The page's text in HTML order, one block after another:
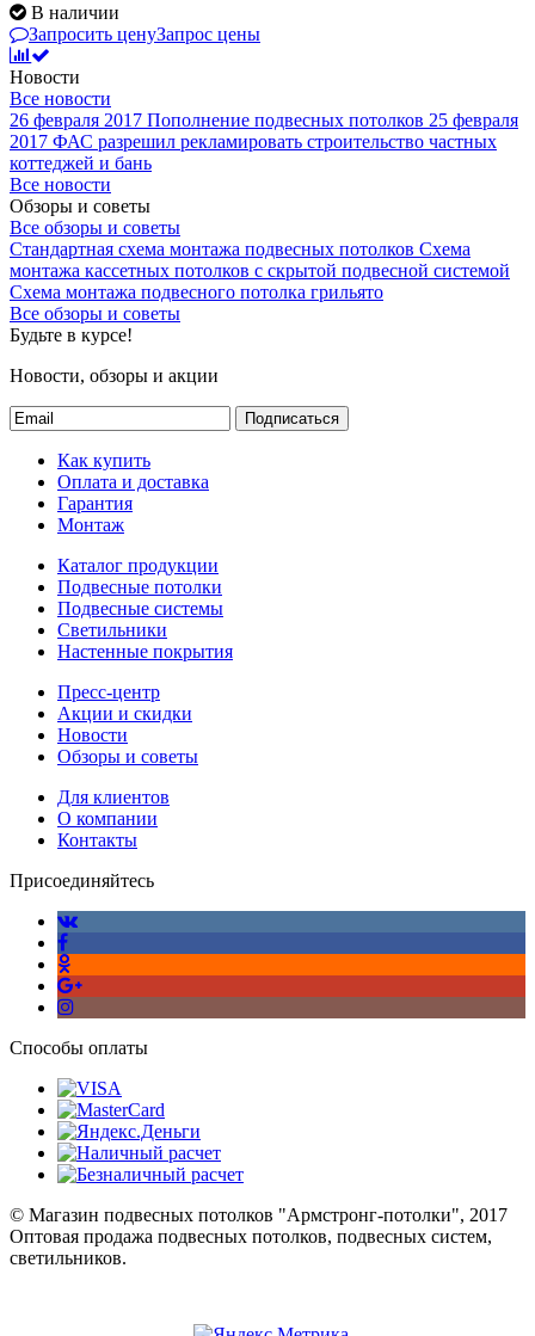
В наличии
Запросить ценуЗапрос цены
Новости
Все новости
26 февраля 2017 Пополнение подвесных потолков 25 февраля
2017 ФАС разрешил рекламировать строительство частных
коттеджей и бань
Все новости
Обзоры и советы
Все обзоры и советы
Стандартная схема монтажа подвесных потолков Схема
монтажа кассетных потолков с скрытой подвесной системой
Схема монтажа подвесного потолка грильято
Все обзоры и советы
Будьте в курсе!
Новости, обзоры и акции
Подписаться
Как купить
Оплата и доставка
Гарантия
Монтаж
Каталог продукции
Подвесные потолки
Подвесные системы
Светильники
Настенные покрытия
Пресс-центр
Акции и скидки
Новости
Обзоры и советы
Для клиентов
О компании
Контакты
Присоединяйтесь
Способы оплаты
© Магазин подвесных потолков "Армстронг-потолки", 2017
Оптовая продажа подвесных потолков, подвесных систем,
светильников.